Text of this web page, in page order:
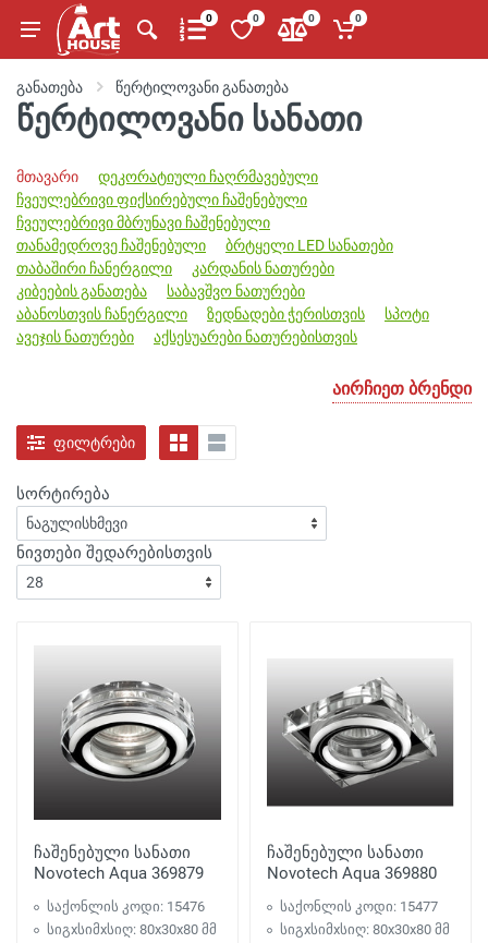
0 0 0 0
განათება წერტილოვანი განათება
წერტილოვანი სანათი
მთავარი
დეკორატიული ჩაღრმავებული
ჩვეულებრივი ფიქსირებული ჩაშენებული
ჩვეულებრივი მბრუნავი ჩაშენებული
თანამედროვე ჩაშენებული
ბრტყელი LED სანათები
თაბაშირი ჩანერგილი
კარდანის ნათურები
კიბეების განათება
საბავშვო ნათურები
აბანოსთვის ჩანერგილი
ზედნადები ჭერისთვის
სპოტი
ავეჯის ნათურები
აქსესუარები ნათურებისთვის
აირჩიეთ ბრენდი
ფილტრები
სორტირება
ნივთები შედარებისთვის
ჩაშენებული სანათი
Novotech Aqua 369879
საქონლის კოდი: 15476
სიგxსიმxსიღ: 80x30x80 მმ
ჩაშენებული სანათი
Novotech Aqua 369880
საქონლის კოდი: 15477
სიგxსიმxსიღ: 80x30x80 მმ